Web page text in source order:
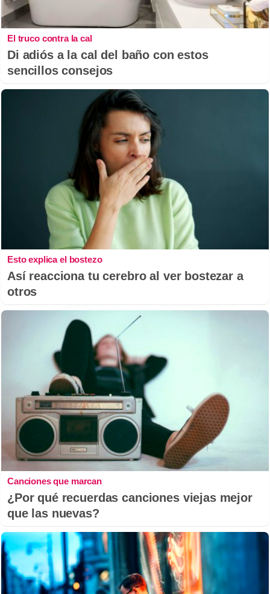
El truco contra la cal
Di adiós a la cal del baño con estos
sencillos consejos
Esto explica el bostezo
Así reacciona tu cerebro al ver bostezar a
otros
Canciones que marcan
¿Por qué recuerdas canciones viejas mejor
que las nuevas?